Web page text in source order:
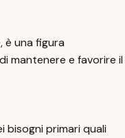
è una figura
mantenere e favorire il
bisogni primari quali